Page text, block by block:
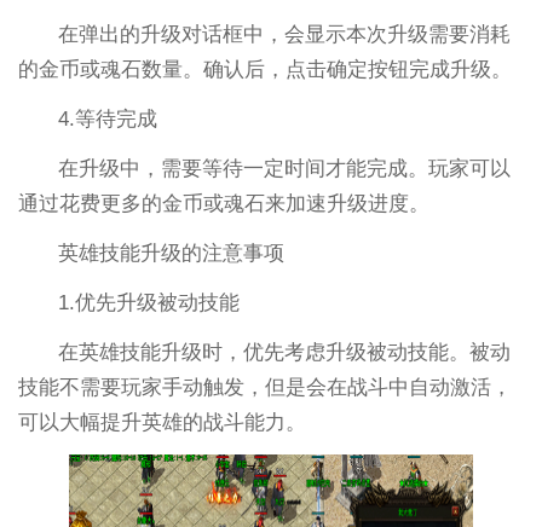
在弹出的升级对话框中，会显示本次升级需要消耗
的金币或魂石数量。确认后，点击确定按钮完成升级。
4.等待完成
在升级中，需要等待一定时间才能完成。玩家可以
通过花费更多的金币或魂石来加速升级进度。
英雄技能升级的注意事项
1.优先升级被动技能
在英雄技能升级时，优先考虑升级被动技能。被动
技能不需要玩家手动触发，但是会在战斗中自动激活，
可以大幅提升英雄的战斗能力。